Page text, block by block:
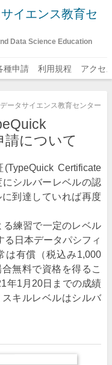
イエンス教育セ
Data Science Education
種申請 利用規程 アクセ
ータサイエンス教育センター
請について
Certificate
シルバーレベルの認
到達していれば再度
練習で一定のレベル
日本データパシフィ
は有償（税込み1,000
無料で資格を得るこ
年1月20日までの成績
キルレベルはシルバ